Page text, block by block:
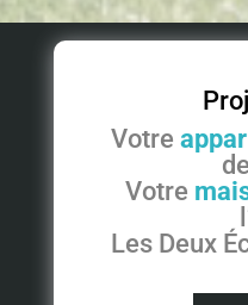
Votre
Votre
Les Deux